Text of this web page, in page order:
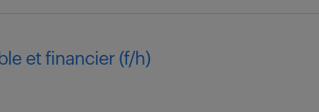
et financier (f/h)